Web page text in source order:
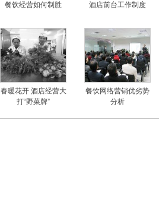
餐饮经营如何制胜 酒店前台工作制度
春暖花开 酒店经营大
打“野菜牌”
餐饮网络营销优劣势
分析